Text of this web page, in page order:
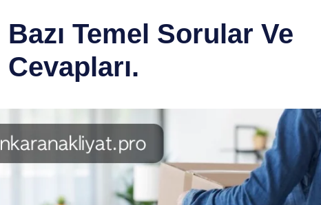
Bazı Temel Sorular Ve
Cevapları.